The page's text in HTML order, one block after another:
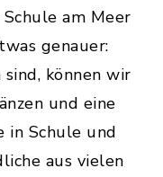
am Meer
genauer:
können wir
und eine
in Schule und
aus vielen